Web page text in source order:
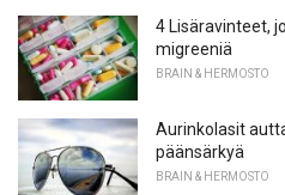
4 Lisäravinteet,
migreeniä
BRAIN & HERMOSTO
Aurinkolasit
päänsärkyä
BRAIN & HERMOSTO